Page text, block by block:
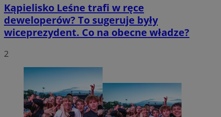
Kąpielisko Leśne trafi w ręce
deweloperów? To sugeruje były
wiceprezydent. Co na obecne władze?
2